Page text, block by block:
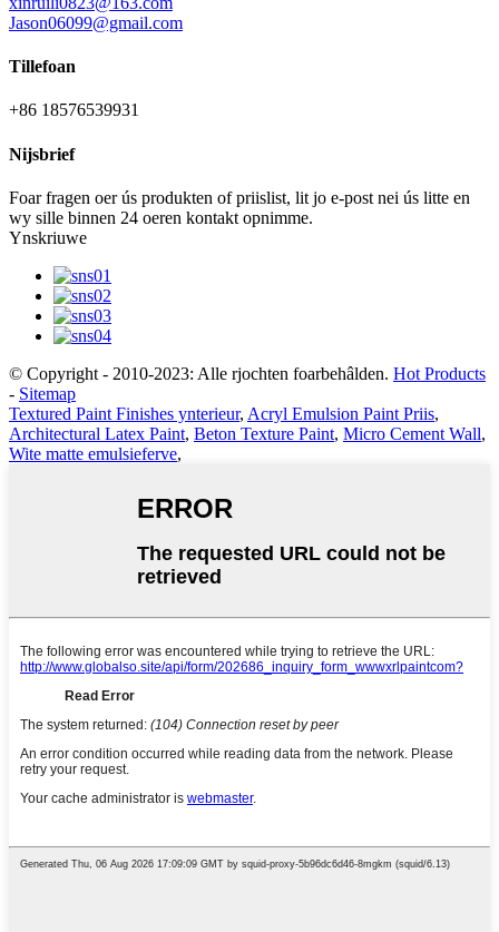
Jason06099@gmail.com
Tillefoan
+86 18576539931
Nijsbrief
Foar fragen oer ús produkten of priislist, lit jo e-post nei ús litte en
wy sille binnen 24 oeren kontakt opnimme.
Ynskriuwe
© Copyright - 2010-2023: Alle rjochten foarbehâlden. Hot Products
- Sitemap
Textured Paint Finishes ynterieur, Acryl Emulsion Paint Priis,
Architectural Latex Paint, Beton Texture Paint, Micro Cement Wall,
Wite matte emulsieferve,